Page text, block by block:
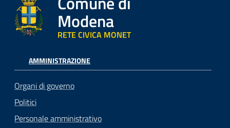
Modena
RETE CIVICA MONET
AMMINISTRAZIONE
Organi di governo
Politici
Personale amministrativo